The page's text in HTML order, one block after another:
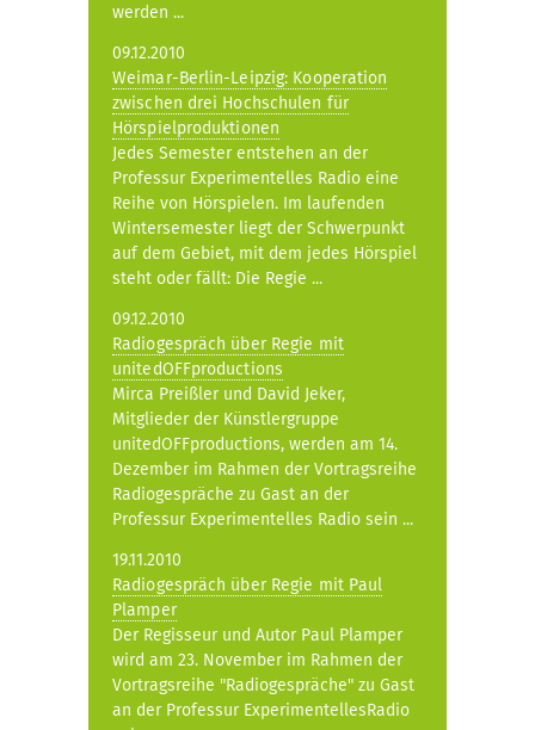
werden ...
09.12.2010
Weimar-Berlin-Leipzig: Kooperation
zwischen drei Hochschulen für
Hörspielproduktionen
Jedes Semester entstehen an der
Professur Experimentelles Radio eine
Reihe von Hörspielen. Im laufenden
Wintersemester liegt der Schwerpunkt
auf dem Gebiet, mit dem jedes Hörspiel
steht oder fällt: Die Regie ...
09.12.2010
Radiogespräch über Regie mit
unitedOFFproductions
Mirca Preißler und David Jeker,
Mitglieder der Künstlergruppe
unitedOFFproductions, werden am 14.
Dezember im Rahmen der Vortragsreihe
Radiogespräche zu Gast an der
Professur Experimentelles Radio sein ...
19.11.2010
Radiogespräch über Regie mit Paul
Plamper
Der Regisseur und Autor Paul Plamper
wird am 23. November im Rahmen der
Vortragsreihe "Radiogespräche" zu Gast
an der Professur ExperimentellesRadio